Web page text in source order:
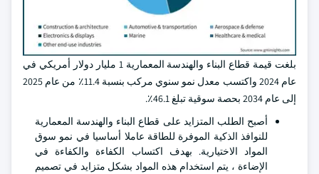
بلغت قيمة قطاع البناء والهندسة المعمارية 1 مليار دولار أمريكي في
عام 2024 واكتسب معدل نمو سنوي مركب بنسبة 11.4٪ من عام 2025
إلى عام 2034 بحصة سوقية تبلغ 46.1٪.
أصبح الطلب المتزايد على قطاع البناء والهندسة المعمارية
للنوافذ الذكية الموفرة للطاقة عاملا أساسيا في نمو سوق
المواد الاختيارية. بهدف اكتساب الكفاءة والكفاءة في
الإضاءة ، يتم استخدام هذه المواد بشكل متزايد في تصميم